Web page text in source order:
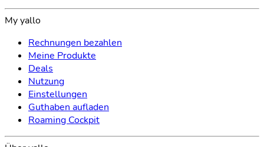
My yallo
Rechnungen bezahlen
Meine Produkte
Deals
Nutzung
Einstellungen
Guthaben aufladen
Roaming Cockpit